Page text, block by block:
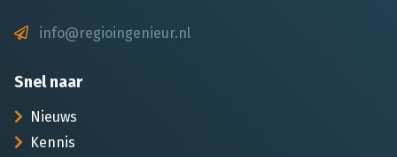
info@regioingenieur.nl
Snel naar
Nieuws
Kennis